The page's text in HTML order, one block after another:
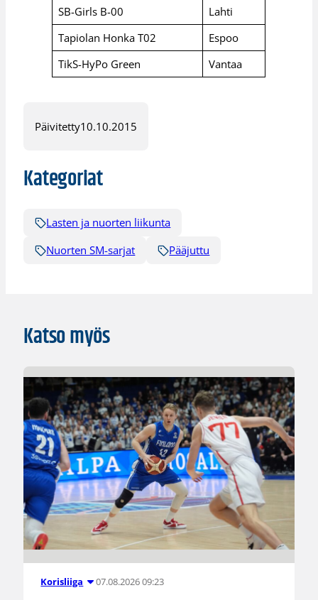
SB-Girls B-00
Lahti
Tapiolan Honka T02
Espoo
TikS-HyPo Green
Vantaa
Päivitetty10.10.2015
Kategoriat
Lasten ja nuorten liikunta
Nuorten SM-sarjat
Pääjuttu
Katso myös
Korisliiga 07.08.2026 09:23